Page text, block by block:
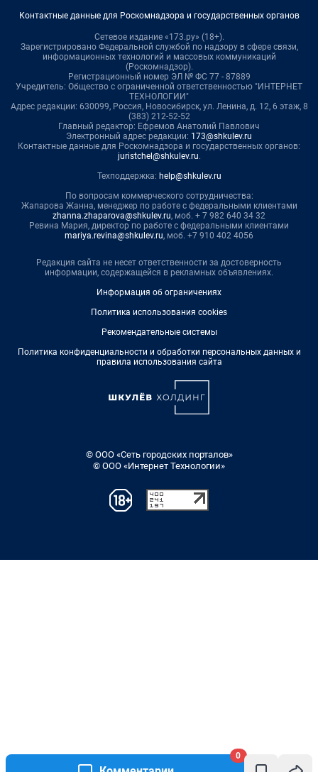
0
Контактные данные для Роскомнадзора и государственных органов
Сетевое издание «173.ру» (18+).
Зарегистрировано Федеральной службой по надзору в сфере связи,
информационных технологий и массовых коммуникаций
(Роскомнадзор).
Регистрационный номер ЭЛ № ФС 77 - 87889
Учредитель: Общество с ограниченной ответственностью "ИНТЕРНЕТ
ТЕХНОЛОГИИ"
Адрес редакции: 630099, Россия, Новосибирск, ул. Ленина, д. 12, 6 этаж, 8
(383) 212-52-52
Главный редактор: Ефремов Анатолий Павлович
Электронный адрес редакции: 173@shkulev.ru
Контактные данные для Роскомнадзора и государственных органов:
juristchel@shkulev.ru.
Техподдержка: help@shkulev.ru
По вопросам коммерческого сотрудничества:
Жапарова Жанна, менеджер по работе с федеральными клиентами
zhanna.zhaparova@shkulev.ru, моб. + 7 982 640 34 32
Ревина Мария, директор по работе с федеральными клиентами
mariya.revina@shkulev.ru, моб. +7 910 402 4056
Редакция сайта не несет ответственности за достоверность
информации, содержащейся в рекламных объявлениях.
Информация об ограничениях
Политика использования cookies
Рекомендательные системы
Политика конфиденциальности и обработки персональных данных и
правила использования сайта
© ООО «Сеть городских порталов»
© ООО «Интернет Технологии»